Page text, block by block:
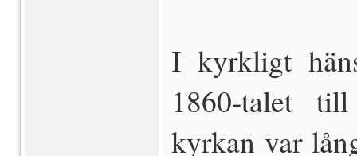
I kyrkligt
1860-talet
kyrkan var